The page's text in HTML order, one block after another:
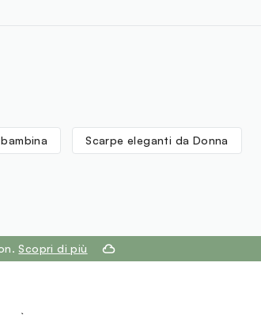
Scarpe eleganti da Donna
Scopri di più